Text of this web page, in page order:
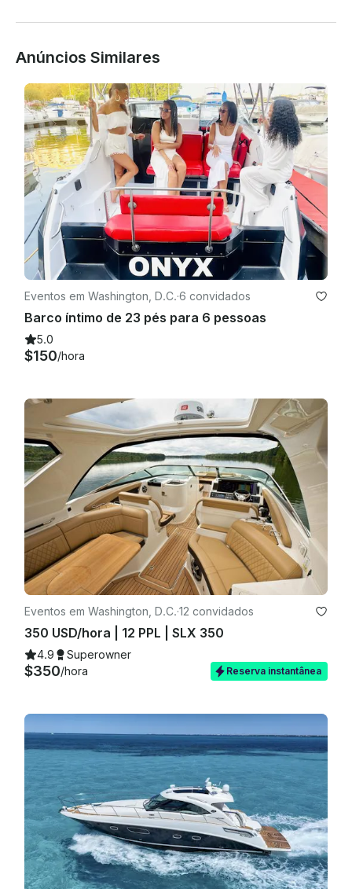
Anúncios Similares
Eventos em Washington, D.C.·6 convidados
Barco íntimo de 23 pés para 6 pessoas
5.0
$150/hora
Eventos em Washington, D.C.·12 convidados
350 USD/hora | 12 PPL | SLX 350
4.9 Superowner
$350/hora Reserva instantânea